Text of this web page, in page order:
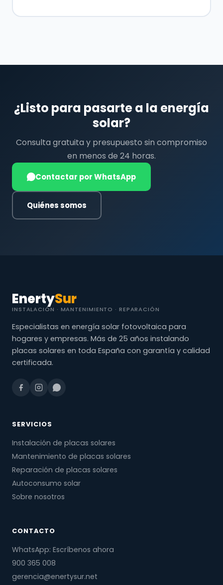
¿Listo para pasarte a la energía
solar?
Consulta gratuita y presupuesto sin compromiso
en menos de 24 horas.
Contactar por WhatsApp
Quiénes somos
EnertySur
INSTALACIÓN · MANTENIMIENTO · REPARACIÓN
Especialistas en energía solar fotovoltaica para
hogares y empresas. Más de 25 años instalando
placas solares en toda España con garantía y calidad
certificada.
SERVICIOS
Instalación de placas solares
Mantenimiento de placas solares
Reparación de placas solares
Autoconsumo solar
Sobre nosotros
CONTACTO
WhatsApp: Escríbenos ahora
900 365 008
gerencia@enertysur.net